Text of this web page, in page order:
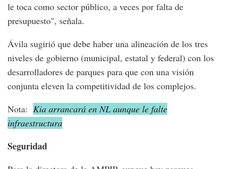
le toca como sector público, a veces por falta de
presupuesto", señala.
Ávila sugirió que debe haber una alineación de los tres
niveles de gobierno (municipal, estatal y federal) con los
desarrolladores de parques para que con una visión
conjunta eleven la competitividad de los complejos.
Nota: Kia arrancará en NL aunque le falte
infraestructura
Seguridad